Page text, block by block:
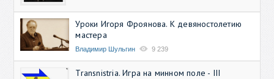
Уроки Игоря Фроянова. К девяностолетию
мастера
Владимир Шульгин 9 239
Transnistria. Игра на минном поле - III